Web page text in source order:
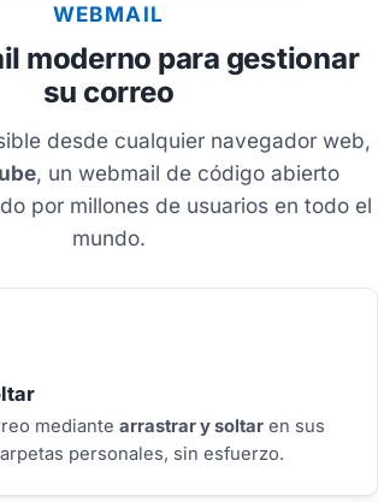
WEBMAIL
moderno para gestionar
su correo
desde cualquier navegador web,
, un webmail de código abierto
por millones de usuarios en todo el
mundo.
mediante arrastrar y soltar en sus
personales, sin esfuerzo.